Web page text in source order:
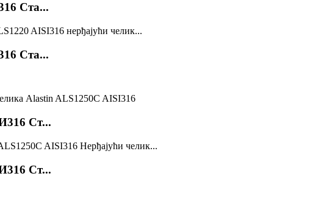
Ста...
AISI316 нерђајући челик...
Ста...
Ст...
AISI316 Нерђајући челик...
Ст...